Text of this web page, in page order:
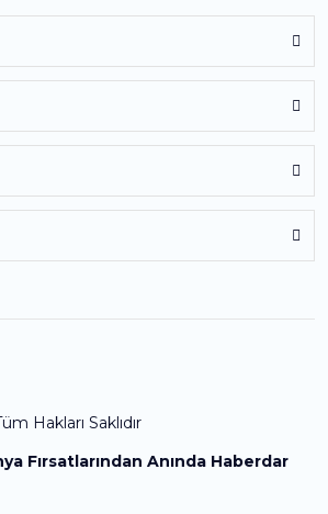
Hakları Saklıdır
Fırsatlarından Anında Haberdar